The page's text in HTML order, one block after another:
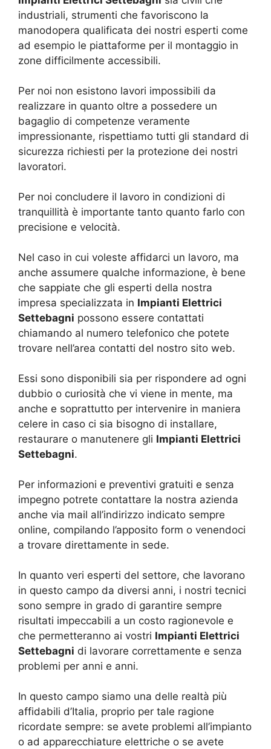
industriali, strumenti che favoriscono la
manodopera qualificata dei nostri esperti come
ad esempio le piattaforme per il montaggio in
zone difficilmente accessibili.
Per noi non esistono lavori impossibili da
realizzare in quanto oltre a possedere un
bagaglio di competenze veramente
impressionante, rispettiamo tutti gli standard di
sicurezza richiesti per la protezione dei nostri
lavoratori.
Per noi concludere il lavoro in condizioni di
tranquillità è importante tanto quanto farlo con
precisione e velocità.
Nel caso in cui voleste affidarci un lavoro, ma
anche assumere qualche informazione, è bene
che sappiate che gli esperti della nostra
impresa specializzata in Impianti Elettrici
Settebagni possono essere contattati
chiamando al numero telefonico che potete
trovare nell’area contatti del nostro sito web.
Essi sono disponibili sia per rispondere ad ogni
dubbio o curiosità che vi viene in mente, ma
anche e soprattutto per intervenire in maniera
celere in caso ci sia bisogno di installare,
restaurare o manutenere gli Impianti Elettrici
Settebagni.
Per informazioni e preventivi gratuiti e senza
impegno potrete contattare la nostra azienda
anche via mail all’indirizzo indicato sempre
online, compilando l’apposito form o venendoci
a trovare direttamente in sede.
In quanto veri esperti del settore, che lavorano
in questo campo da diversi anni, i nostri tecnici
sono sempre in grado di garantire sempre
risultati impeccabili a un costo ragionevole e
che permetteranno ai vostri Impianti Elettrici
Settebagni di lavorare correttamente e senza
problemi per anni e anni.
In questo campo siamo una delle realtà più
affidabili d’Italia, proprio per tale ragione
ricordate sempre: se avete problemi all’impianto
o ad apparecchiature elettriche o se avete